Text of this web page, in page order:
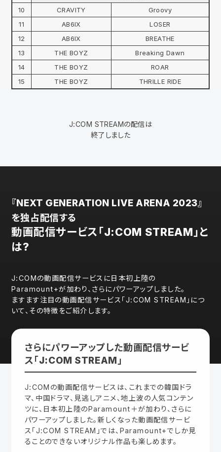
10
CRAVITY
Groovy
11
AB6IX
LOSER
12
AB6IX
BREATHE
13
THE BOYZ
Breaking Dawn
14
THE BOYZ
ROAR
15
THE BOYZ THRILLE RIDE
J:COM STREAMの配信は
終了しました
『NEXT GENERATION LIVE ARENA 2023』
を独占配信する
動画配信サービス「J:COM STREAM」と
は?
J:COMの動画配信サービスに日本初上陸の
Paramount+が加わり、さらにパワーアップしました。
ますます注目の動画配信サービス「J:COM STREAM」につ
いて、その特徴をご紹介します。
さらにパワーアップした動画配信サービ
ス「J:COM STREAM」
J:COMの動画配信サービスは、これまでの韓国ドラ
マ、中国ドラマ、見逃しアニメ、地上波の人気コンテン
ツに、日本初上陸のParamount＋が加わり、さらに
パワーアップしました。新しくなった動画配信サービ
ス「J:COM STREAM」では、Paramount+でしか見
ることのできないオリジナル作品も楽しめます。